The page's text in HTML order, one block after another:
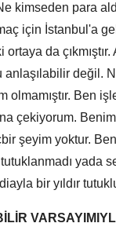
kimseden para
için İstanbul'a
ortaya da
değil.
olmamıştır. Ben
çekiyorum.
şeyim yoktur.
yada
bir yıldır